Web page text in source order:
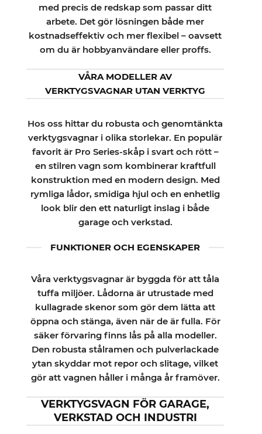
med precis de redskap som passar ditt
arbete. Det gör lösningen både mer
kostnadseffektiv och mer flexibel – oavsett
om du är hobbyanvändare eller proffs.
VÅRA MODELLER AV
VERKTYGSVAGNAR UTAN VERKTYG
Hos oss hittar du robusta och genomtänkta
verktygsvagnar i olika storlekar. En populär
favorit är Pro Series-skåp i svart och rött –
en stilren vagn som kombinerar kraftfull
konstruktion med en modern design. Med
rymliga lådor, smidiga hjul och en enhetlig
look blir den ett naturligt inslag i både
garage och verkstad.
FUNKTIONER OCH EGENSKAPER
Våra verktygsvagnar är byggda för att tåla
tuffa miljöer. Lådorna är utrustade med
kullagrade skenor som gör dem lätta att
öppna och stänga, även när de är fulla. För
säker förvaring finns lås på alla modeller.
Den robusta stålramen och pulverlackade
ytan skyddar mot repor och slitage, vilket
gör att vagnen håller i många år framöver.
VERKTYGSVAGN FÖR GARAGE,
VERKSTAD OCH INDUSTRI